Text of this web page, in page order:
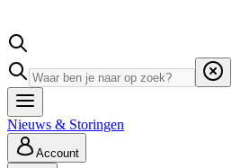
Nieuws & Storingen
Account